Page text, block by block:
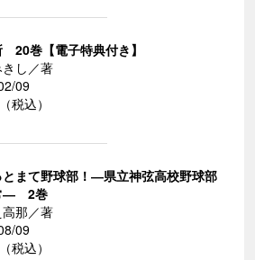
20巻【電子特典付き】
し／著
09
税込）
とまて野球部！―県立神弦高校野球部
― 2巻
那／著
09
税込）